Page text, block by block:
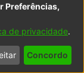
2026LYRASIS
Termos
de Uso
Contacte-
nos
Preferências,
de privacidade.
Concordo